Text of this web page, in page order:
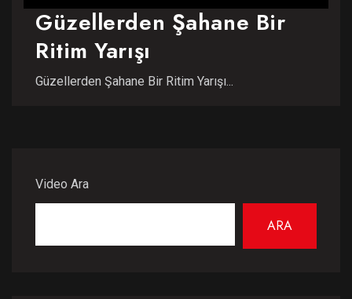
Güzellerden Şahane Bir
Ritim Yarışı
Güzellerden Şahane Bir Ritim Yarışı...
Video Ara
ARA